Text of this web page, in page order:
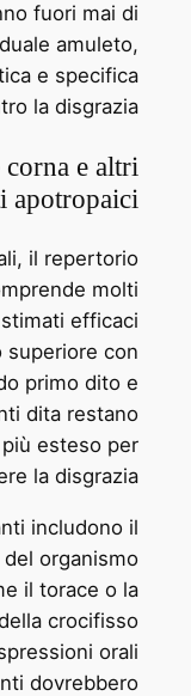
fuori mai di
amuleto,
e specifica
la disgrazia.
e altri
apotropaici
il repertorio
molti
efficaci
superiore con
primo dito e
dita restano
esteso per
la disgrazia.
includono il
organismo
il torace o la
crocifisso
orali
dovrebbero